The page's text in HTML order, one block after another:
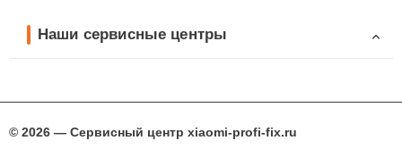
Наши сервисные центры
© 2026 — Сервисный центр xiaomi-profi-fix.ru